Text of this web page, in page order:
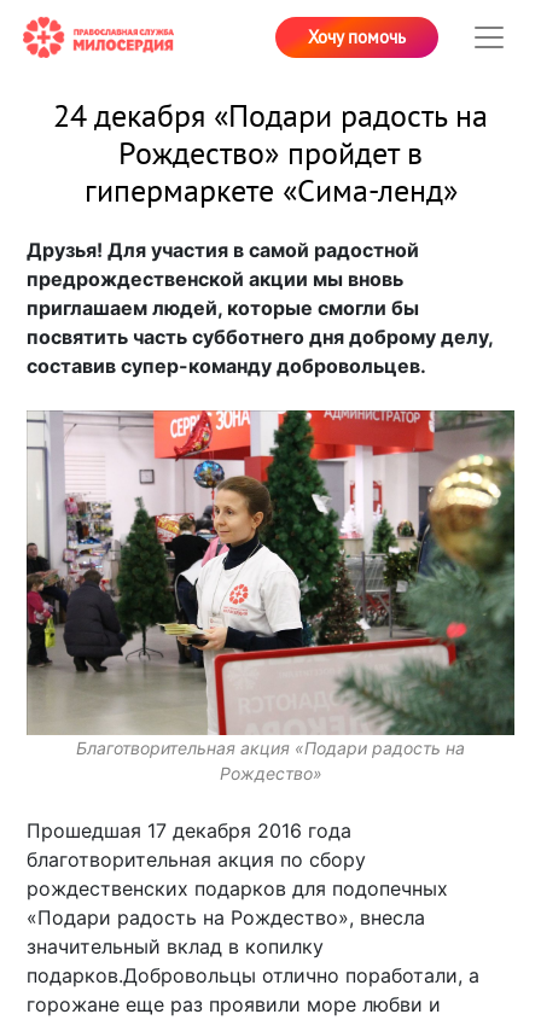
Хочу помочь
24 декабря «Подари радость на
Рождество» пройдет в
гипермаркете «Сима-ленд»
Друзья! Для участия в самой радостной
предрождественской акции мы вновь
приглашаем людей, которые смогли бы
посвятить часть субботнего дня доброму делу,
составив супер-команду добровольцев.
Благотворительная акция «Подари радость на
Рождество»
Прошедшая 17 декабря 2016 года
благотворительная акция по сбору
рождественских подарков для подопечных
«Подари радость на Рождество», внесла
значительный вклад в копилку
подарков.Добровольцы отлично поработали, а
горожане еще раз проявили море любви и